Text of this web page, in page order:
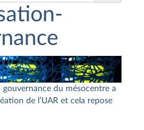
gouvernance du mésocentre a
de l’UAR et cela repose